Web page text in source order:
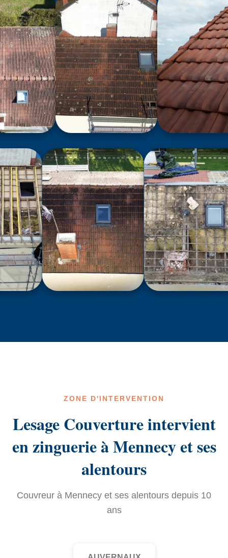
ZONE D'INTERVENTION
Lesage Couverture intervient
en zinguerie à Mennecy et ses
alentours
Couvreur à Mennecy et ses alentours depuis 10
ans